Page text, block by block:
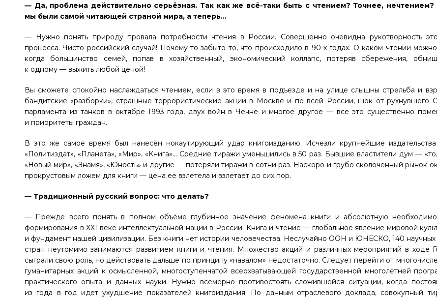
— Да, проблема действительно серьёзная. Так как же всё-таки быть с чтением? Точнее, нечтением?
мы были самой читающей страной мира, а теперь…
— Нужно понять природу провала потребности чтения в России. Совершенно очевидна рукотворность
процесса. Чисто российский случай! Почему-то забыто то, что происходило в 90-х годах. О каком чтении
когда большинство семей, попав в хозяйственный, экономический коллапс, потеряв сбережения,
к одному — выжить любой ценой!
Вы сможете спокойно наслаждаться чтением, если в это время в подъезде и на улице слышны стрельба и
бандитские «разборки», страшные террористические акции в Москве и по всей России, шок от рухнувшего
парламента из танков в октябре 1993 года, двух войн в Чечне и многое другое — всё это существенно
и приоритеты граждан.
В это же самое время был нанесён нокаутирующий удар книгоизданию. Исчезли крупнейшие
«Политиздат», «Планета», «Мир», «Книга»… Средние тиражи уменьшились в 50 раз. Бывшие властители дум —
«Новый мир», «Знамя», «Юность» и другие — потеряли тиражи в сотни раз. Наскоро и грубо сколоченный рынок
прокрустовым ложем для книги — цена её взлетела и взлетает до сих пор.
— Традиционный русский вопрос: что делать?
— Прежде всего понять в полном объёме глубинное значение феномена книги и абсолютную
формирования в ХХI веке интеллектуальной нации в России. Книга и чтение — глобальное явление мировой
и фундамент нашей цивилизации. Без книги нет истории человечества. Неслучайно ООН и ЮНЕСКО, 140 научных
стран неутомимо занимаются развитием книги и чтения. Множество акций и различных мероприятий в ходе
сыграли свою роль, но действовать дальше по принципу «навалом» недостаточно. Следует перейти от
гуманитарных акций к осмысленной, многоступенчатой всеохватывающей государственной многолетней
практического опыта и данных науки. Нужно всемерно противостоять сложившейся ситуации, когда
из года в год идет ухудшение показателей книгоиздания. По данным отраслевого доклада, совокупный